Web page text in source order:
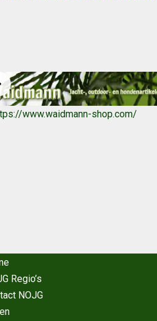
www.waidmann-shop.com/
Regio’s
NOJG